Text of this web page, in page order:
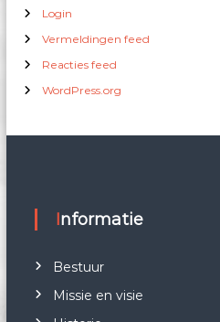
Login
Vermeldingen feed
Reacties feed
WordPress.org
Informatie
Bestuur
Missie en visie